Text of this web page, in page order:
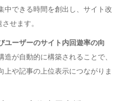
中できる時間を創出し、サイト改
せます。
ユーザーのサイト内回遊率の向
造が自動的に構築されることで、
上や記事の上位表示につながりま